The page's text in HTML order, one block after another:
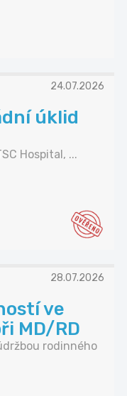
24.07.2026
úklid
Hospital, ...
28.07.2026
ve
MD/RD
rodinného